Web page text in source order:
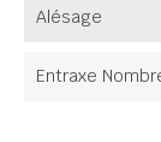
Alésage
Entraxe